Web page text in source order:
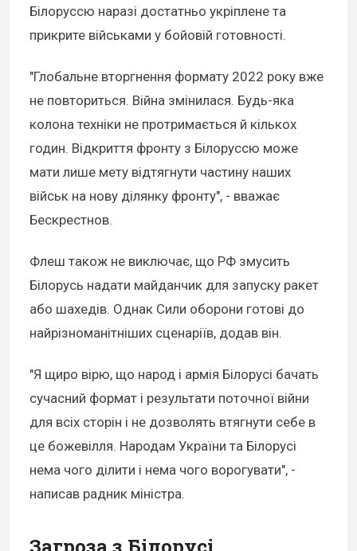
Білоруссю наразі достатньо укріплене та
прикрите військами у бойовій готовності.
"Глобальне вторгнення формату 2022 року вже
не повториться. Війна змінилася. Будь-яка
колона техніки не протримається й кількох
годин. Відкриття фронту з Білоруссю може
мати лише мету відтягнути частину наших
військ на нову ділянку фронту", - вважає
Бескрестнов.
Флеш також не виключає, що РФ змусить
Білорусь надати майданчик для запуску ракет
або шахедів. Однак Сили оборони готові до
найрізноманітніших сценаріїв, додав він.
"Я щиро вірю, що народ і армія Білорусі бачать
сучасний формат і результати поточної війни
для всіх сторін і не дозволять втягнути себе в
це божевілля. Народам України та Білорусі
нема чого ділити і нема чого ворогувати", -
написав радник міністра.